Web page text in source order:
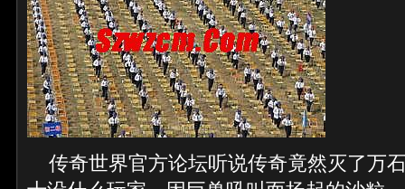
传奇世界官方论坛听说传奇竟然灭了万